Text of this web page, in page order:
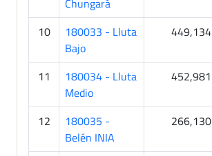
10
180033 - Lluta
Bajo
449,134
11
180034 - Lluta
Medio
452,981
12
180035 -
Belén INIA
266,130